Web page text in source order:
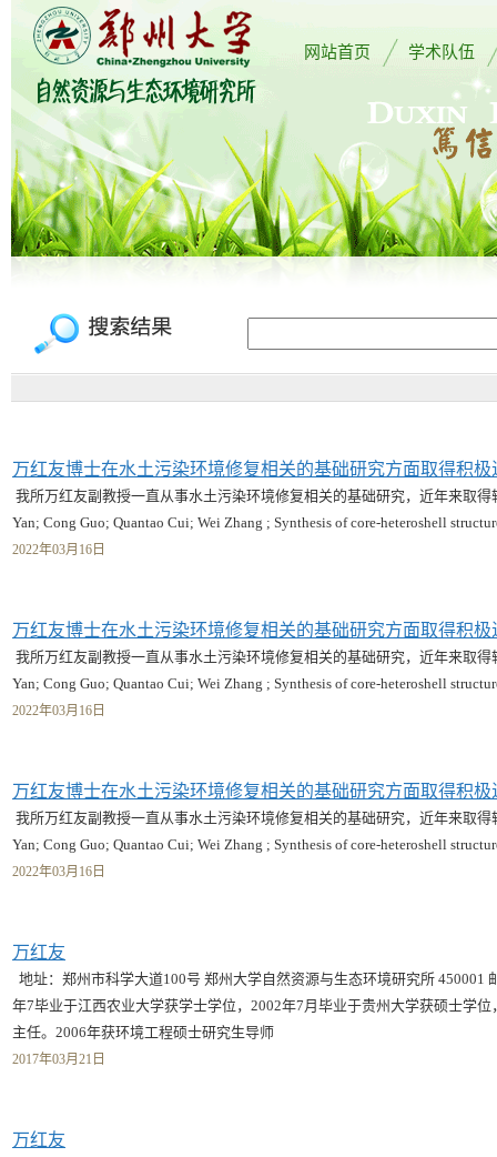
网站首页 学术队伍
万红友博士在水土污染环境修复相关的基础研究方面取得积极
我所万红友副教授一直从事水土污染环境修复相关的基础研究，近年来取
Yan; Cong Guo; Quantao Cui; Wei Zhang ; Synthesis of core-heteroshell
2022年03月16日
万红友博士在水土污染环境修复相关的基础研究方面取得积极
我所万红友副教授一直从事水土污染环境修复相关的基础研究，近年来取
Yan; Cong Guo; Quantao Cui; Wei Zhang ; Synthesis of core-heteroshell
2022年03月16日
万红友博士在水土污染环境修复相关的基础研究方面取得积极
我所万红友副教授一直从事水土污染环境修复相关的基础研究，近年来取
Yan; Cong Guo; Quantao Cui; Wei Zhang ; Synthesis of core-heteroshell
2022年03月16日
万红友
地址：郑州市科学大道100号 郑州大学自然资源与生态环境研究所
年7毕业于江西农业大学获学士学位，2002年7月毕业于贵州大学获硕士学
主任。2006年获环境工程硕士研究生导师
2017年03月21日
万红友